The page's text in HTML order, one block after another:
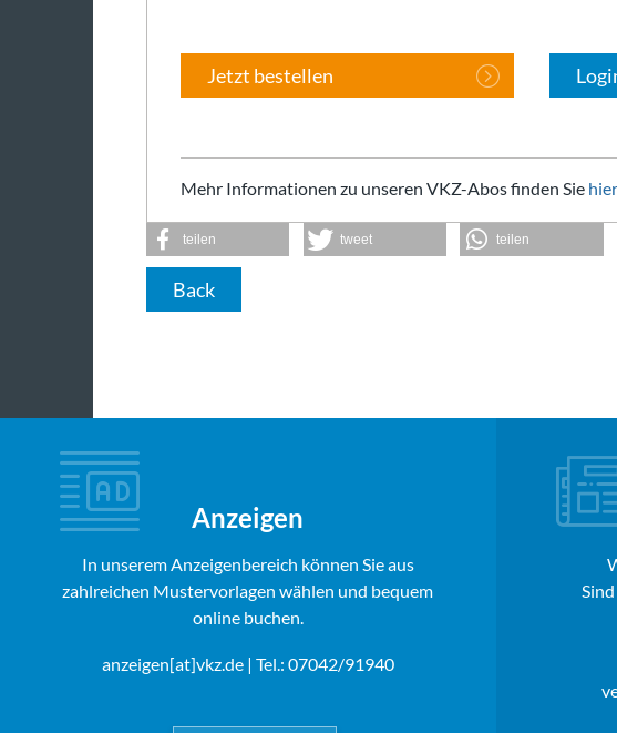
Jetzt bestellen
Mehr Informationen zu unseren VKZ-Abos finden Sie hier
teilen tweet teilen
Back
Anzeigen
In unserem Anzeigenbereich können Sie aus
zahlreichen Mustervorlagen wählen und bequem
online buchen.
anzeigen[at]vkz.de| Tel.: 07042/91940